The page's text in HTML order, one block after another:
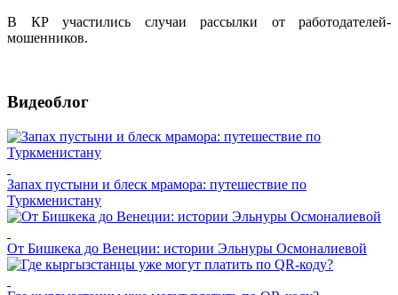
В КР участились случаи рассылки от работодателей-
мошенников.
Видеоблог
Запах пустыни и блеск мрамора: путешествие по
Туркменистану
От Бишкека до Венеции: истории Эльнуры Осмоналиевой